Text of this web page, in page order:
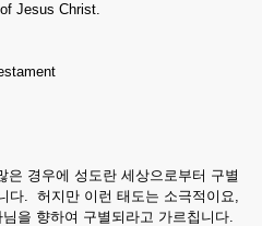
Jesus Christ.
은 경우에 성도란 세상으로부터 구별
다. 허지만 이런 태도는 소극적이요,
을 향하여 구별되라고 가르칩니다.